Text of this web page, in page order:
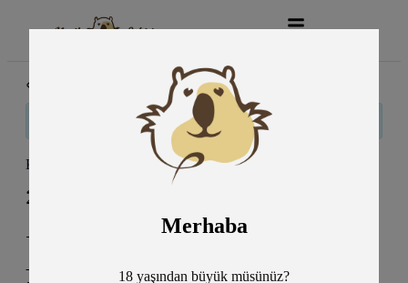
« Tüm Etkinlikler
Bu etkinlik geçti.
Kürk Mantolu Madonna 6. Sezon/İST
2 Haziran
-İBB Sancaktepe Eyüp Sultan Kültür
–
Sabahattin Ali’nin ölümsüz romanı Kürk Mantolu
Merhaba
18 yaşından büyük müsünüz?